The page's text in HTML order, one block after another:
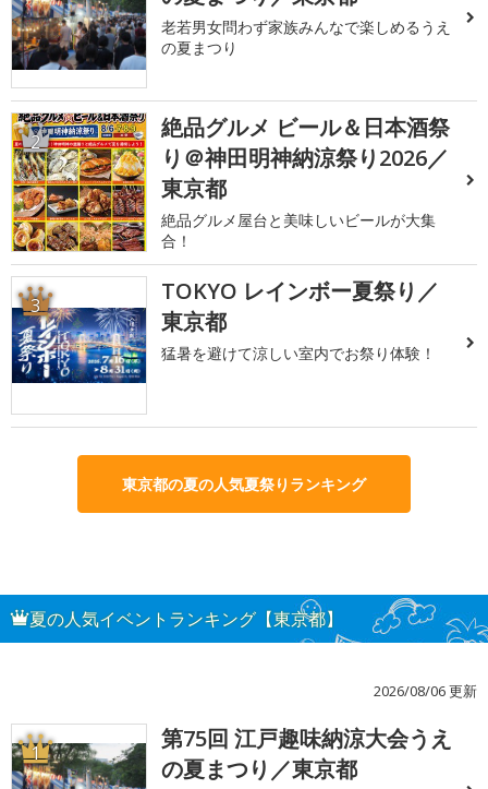
老若男女問わず家族みんなで楽しめるうえ
の夏まつり
2
絶品グルメ ビール＆日本酒祭
り＠神田明神納涼祭り2026／
東京都
絶品グルメ屋台と美味しいビールが大集
合！
3
TOKYO レインボー夏祭り／
東京都
猛暑を避けて涼しい室内でお祭り体験！
東京都の夏の人気夏祭りランキング
夏の人気イベントランキング【東京都】
2026/08/06 更新
1
第75回 江戸趣味納涼大会うえ
の夏まつり／東京都